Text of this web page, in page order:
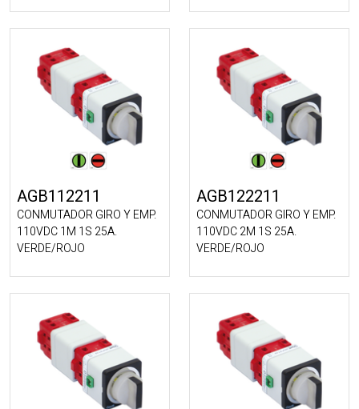
AGB112211
CONMUTADOR GIRO Y EMP.
110VDC 1M 1S 25A.
VERDE/ROJO
AGB122211
CONMUTADOR GIRO Y EMP.
110VDC 2M 1S 25A.
VERDE/ROJO